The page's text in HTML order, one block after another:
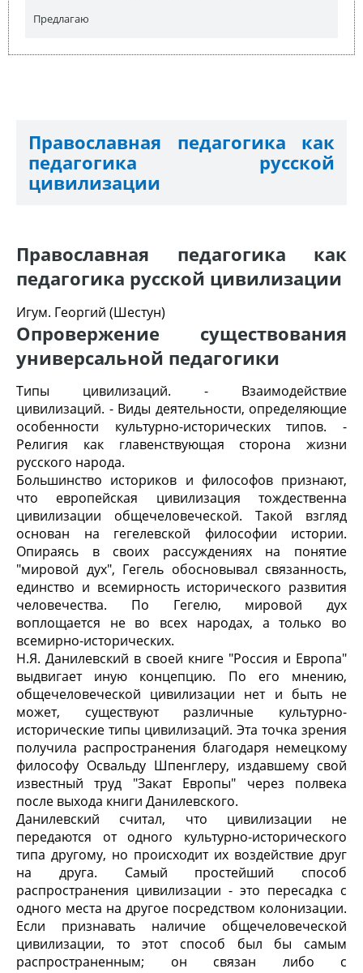
Предлагаю
Православная педагогика как
педагогика русской
цивилизации
Православная педагогика как
педагогика русской цивилизации
Игум. Георгий (Шестун)
Опровержение существования
универсальной педагогики
Типы цивилизаций. - Взаимодействие
цивилизаций. - Виды деятельности, определяющие
особенности культурно-исторических типов. -
Религия как главенствующая сторона жизни
русского народа.
Большинство историков и философов признают,
что европейская цивилизация тождественна
цивилизации общечеловеческой. Такой взгляд
основан на гегелевской философии истории.
Опираясь в своих рассуждениях на понятие
"мировой дух", Гегель обосновывал связанность,
единство и всемирность исторического развития
человечества. По Гегелю, мировой дух
воплощается не во всех народах, а только во
всемирно-исторических.
Н.Я. Данилевский в своей книге "Россия и Европа"
выдвигает иную концепцию. По его мнению,
общечеловеческой цивилизации нет и быть не
может, существуют различные культурно-
исторические типы цивилизаций. Эта точка зрения
получила распространения благодаря немецкому
философу Освальду Шпенглеру, издавшему свой
известный труд "Закат Европы" через полвека
после выхода книги Данилевского.
Данилевский считал, что цивилизации не
передаются от одного культурно-исторического
типа другому, но происходит их воздействие друг
на друга. Самый простейший способ
распространения цивилизации - это пересадка с
одного места на другое посредством колонизации.
Если признавать наличие общечеловеческой
цивилизации, то этот способ был бы самым
распространенным; он связан либо с